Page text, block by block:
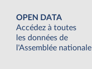
OPEN DATA
Accédez à toutes
les données de
l'Assemblée nationale